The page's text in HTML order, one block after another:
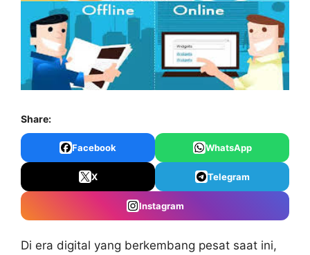
Share:
Facebook WhatsApp
X Telegram
Instagram
Di era digital yang berkembang pesat saat ini,